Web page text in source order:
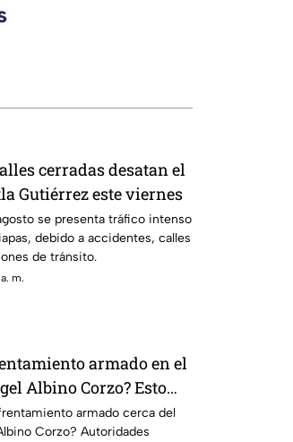
cerradas desatan el
Gutiérrez este viernes
se presenta tráfico intenso
debido a accidentes, calles
de tránsito.
m.
armado en el
Albino Corzo? Esto
armado cerca del
Corzo? Autoridades